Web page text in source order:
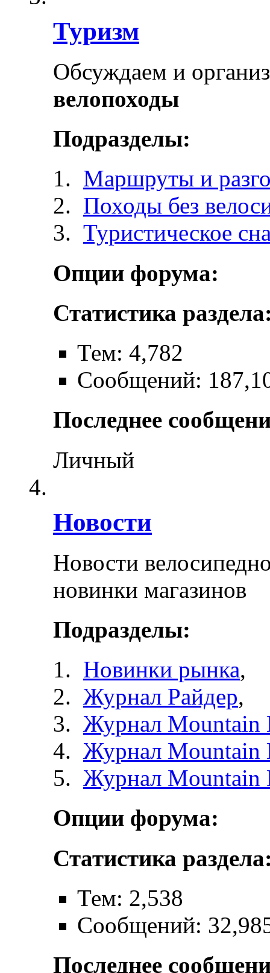
Туризм
Обсуждаем и
велопоходы
Подразделы:
Маршруты и
Походы без
Туристическое
Опции форума:
Статистика
Тем: 4,782
Сообщений:
Последнее
Личный
Новости
Новости
новинки магазинов
Подразделы:
Новинки рынка,
Журнал Райдер,
Журнал Mountain
Журнал Mountain
Журнал Mountain
Опции форума:
Статистика
Тем: 2,538
Сообщений:
Последнее